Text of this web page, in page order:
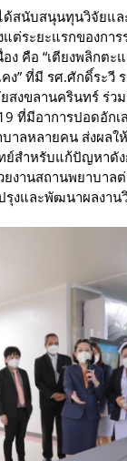
ด้สนับสนุนทุนวิจัย
ระยะแรกของกา
คือ “เตียงพลิกตะ
” ที่มี รศ.ศักดิ์ระวี
งขลานครินทร์ ร่
ที่มีอาการปอดอัก
าลหลายคน ส่งผลใ
สำหรับแก้ปัญหาดั
านสถานพยาบาล
งและพัฒนาผลงา